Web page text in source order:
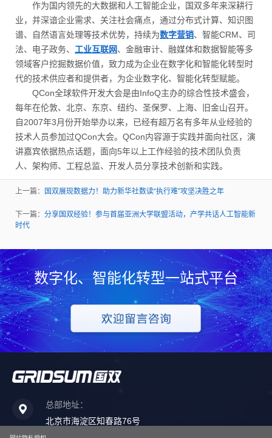
作为国内领先的大数据和人工智能企业，国双多年来深耕行
业，并深谙企业需求、关注社会痛点，通过分布式计算、知识图
谱、自然语言处理等技术优势，持续为数字营销、智能CRM、司
法、电子政务、 工业互联网、金融审计、融媒体和数据智能等多
领域客户挖掘数据价值，致力成为企业在数字化和智能化转型时
代的技术供应者和提供者，为企业数字化、智能化转型赋能。
QCon全球软件开发大会是由InfoQ主办的综合性技术盛会，
每年在伦敦、北京、东京、纽约、圣保罗、上海、旧金山召开。
自2007年3月份开始举办以来，已经有超万名有多年从业经验的
技术人员参加过QCon大会。QCon内容源于实践并面向社区，演
讲嘉宾依据热点话题，面向5年以上工作经验的技术团队负责
人、架构师、工程总监、开发人员分享技术创新和实践。
上一篇： 国双展现数据力！助力新华社数读“执行难”攻坚决胜之年
下一篇： 分享国双经验！参与首届亚洲大学联盟活动，产学共话人工智能新
时代
数字化、智能化转型一站式平台
总部地址：
北京市海淀区知春路76号